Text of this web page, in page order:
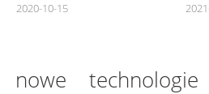
2020-10-15
nowe technologie